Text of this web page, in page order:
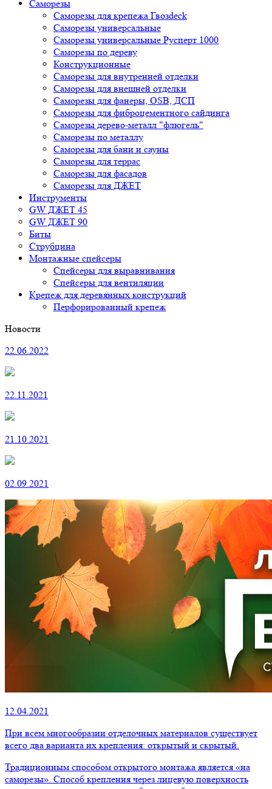
Саморезы
Саморезы для крепежа Гвозdeck
Саморезы универсальные
Саморезы универсальные Русперт 1000
Саморезы по дереву
Конструкционные
Саморезы для внутренней отделки
Саморезы для внешней отделки
Cаморезы для фанеры, OSB, ДСП
Саморезы для фиброцементного сайдинга
Саморезы дерево-металл "флюгель"
Саморезы по металлу
Саморезы для бани и сауны
Саморезы для террас
Саморезы для фасадов
Саморезы для ДЖЕТ
Инструменты
GW ДЖЕТ 45
GW ДЖЕТ 90
Биты
Струбцина
Монтажные спейсеры
Спейсеры для выравнивания
Спейсеры для вентиляции
Крепеж для деревянных конструкций
Перфорированный крепеж
Новости
22.06.2022
22.11.2021
21.10.2021
02.09.2021
12.04.2021
При всем многообразии отделочных материалов существует
всего два варианта их крепления: открытый и скрытый.
Традиционным способом открытого монтажа является «на
саморезы». Способ крепления через лицевую поверхность